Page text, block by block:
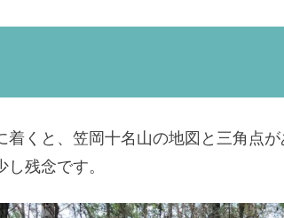
着くと、笠岡十名山の地図と三角点
残念です。